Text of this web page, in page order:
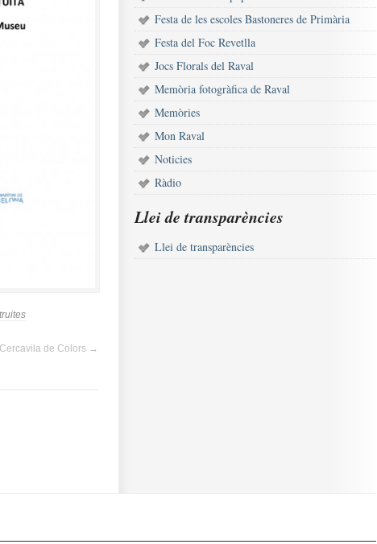
Cercavila de Colors →
Festa de les escoles Bastoneres de Primària
Festa del Foc Revetlla
Jocs Florals del Raval
Memòria fotogràfica de Raval
Memòries
Mon Raval
Noticies
Ràdio
Llei de transparències
Llei de transparències